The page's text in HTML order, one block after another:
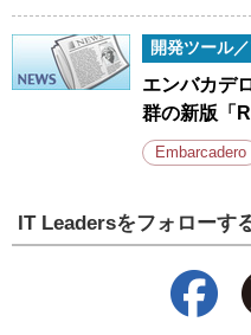
開発ツール
エンバカデ
群の新版「
Embarcadero
IT Leadersをフォローす